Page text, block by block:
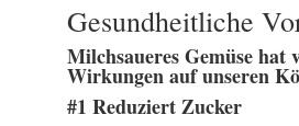
Gesundheitliche
Milchsaueres Gemüse hat
Wirkungen auf unseren
#1 Reduziert Zucker